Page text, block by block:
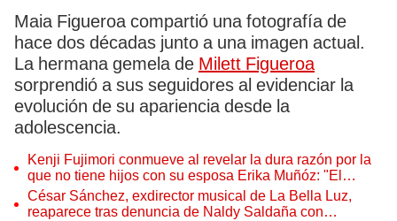
Maia Figueroa compartió una fotografía de
hace dos décadas junto a una imagen actual.
La hermana gemela de Milett Figueroa
sorprendió a sus seguidores al evidenciar la
evolución de su apariencia desde la
adolescencia.
Kenji Fujimori conmueve al revelar la dura razón por la
que no tiene hijos con su esposa Erika Muñóz: "El
proceso judicial"
César Sánchez, exdirector musical de La Bella Luz,
reaparece tras denuncia de Naldy Saldaña con